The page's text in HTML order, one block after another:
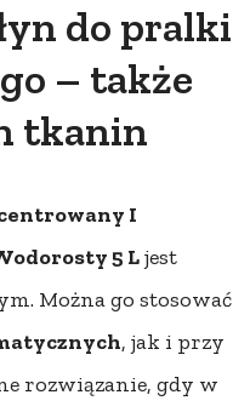
do pralki
– także
tkanin
I
5 Ljest
Można go stosować
, jak i przy
rozwiązanie, gdy w